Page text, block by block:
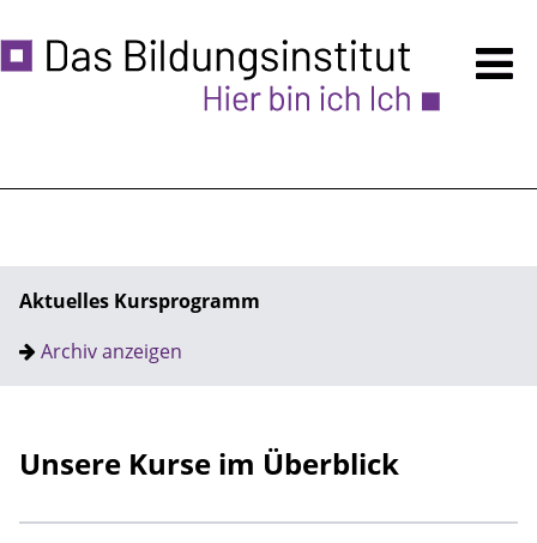
Kursprogramm
Unsere Räume - auch VERMIETUNG
Zugänglichkeit
Aktuelles Kursprogramm
Archiv anzeigen
Unsere Kurse im Überblick